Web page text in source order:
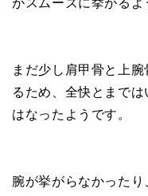
がスムーズに挙がるよ
まだ少し肩甲骨と上
るため、全快とまで
はなったようです。
腕が挙がらなかった